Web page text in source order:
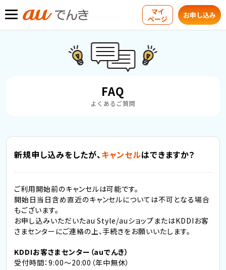
マイ
ページ お申し込み
FAQ
よくあるご質問
新規申し込みをしたが、キャンセルはできますか？
ご利用開始前のキャンセルは可能です。
開始日当日含め直近のキャンセルについては不可となる場合
もございます。
お申し込みいただいたau Style/auショップまたはKDDIお客
さまセンターにご連絡の上、手続きをお願いいたします。
KDDIお客さまセンター（auでんき）
受付時間：9:00～20:00（年中無休）